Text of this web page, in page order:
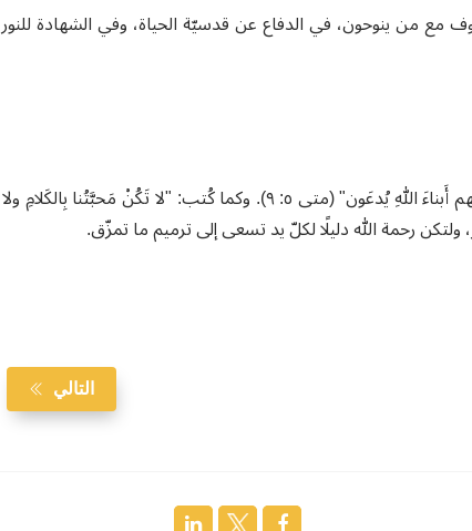
مع من ينوحون، في الدفاع عن قدسيّة الحياة، وفي الشهادة للنور
اللهِ يُدعَون" (متى ٥: ٩)
. وكما كُتب: "لا تَكُنْ مَحبَّتُنا بِالكَلامِولا
ولتكن رحمة الله دليلًا لكلّ يد تسعى إلى ترميم ما تمزّق.
التالي